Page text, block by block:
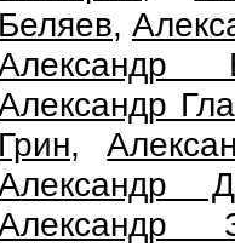
Беляев,
Грин,